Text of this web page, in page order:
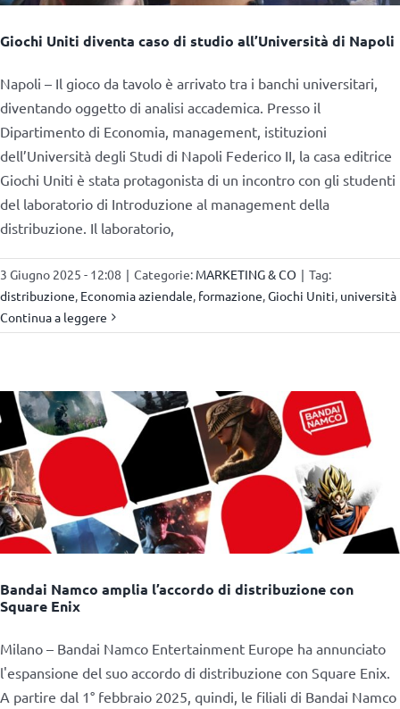
Giochi Uniti diventa caso di studio all’Università di Napoli
Napoli – Il gioco da tavolo è arrivato tra i banchi universitari,
diventando oggetto di analisi accademica. Presso il
Dipartimento di Economia, management, istituzioni
dell’Università degli Studi di Napoli Federico II, la casa editrice
Giochi Uniti è stata protagonista di un incontro con gli studenti
del laboratorio di Introduzione al management della
distribuzione. Il laboratorio,
3 Giugno 2025 - 12:08 | Categorie: MARKETING & CO | Tag:
distribuzione, Economia aziendale, formazione,Giochi Uniti, università
Continua a leggere
Bandai Namco amplia l’accordo di distribuzione con
Square Enix
Milano – Bandai Namco Entertainment Europe ha annunciato
l'espansione del suo accordo di distribuzione con Square Enix.
A partire dal 1° febbraio 2025, quindi, le filiali di Bandai Namco